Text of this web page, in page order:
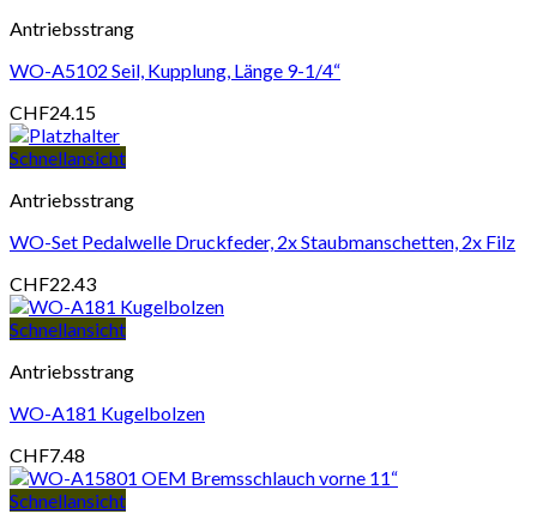
Antriebsstrang
WO-A5102 Seil, Kupplung, Länge 9-1/4“
CHF24.15
Schnellansicht
Antriebsstrang
WO-Set Pedalwelle Druckfeder, 2x Staubmanschetten, 2x Filz
CHF22.43
Schnellansicht
Antriebsstrang
WO-A181 Kugelbolzen
CHF7.48
Schnellansicht